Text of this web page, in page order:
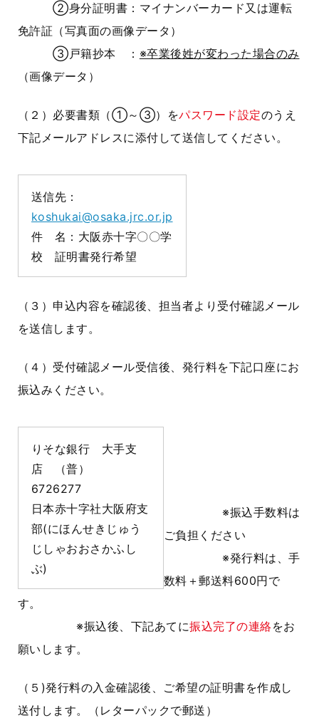
②身分証明書：マイナンバーカード又は運転
免許証（写真面の画像データ）
③ 戸籍抄本 ： ※卒業後姓が変わった場合のみ
（画像データ）
（２）必要書類（①～③）をパスワード設定のうえ
下記メールアドレスに添付して送信してください。
送信先：
koshukai@osaka.jrc.or.jp
件 名：大阪赤十字〇〇学
校 証明書発行希望
（３ ）申込内容を確認後、担当者より受付確認メール
を送信します。
（４）受付確認メール受信後、発行料を下記口座にお
振込みください。
りそな銀行 大手支
店 （普）
6726277
日本赤十字社大阪府支
部(にほんせきじゅう
じしゃおおさかふし
ぶ)
※振込手数料は
ご負担ください
※発行料は、手
数料＋郵送料600円で
す。
※振込後、下記あてに振込完了の連絡をお
願いします。
（５)発行料の入金確認後、ご希望の証明書を作成し
送付します。（レターパックで郵送）